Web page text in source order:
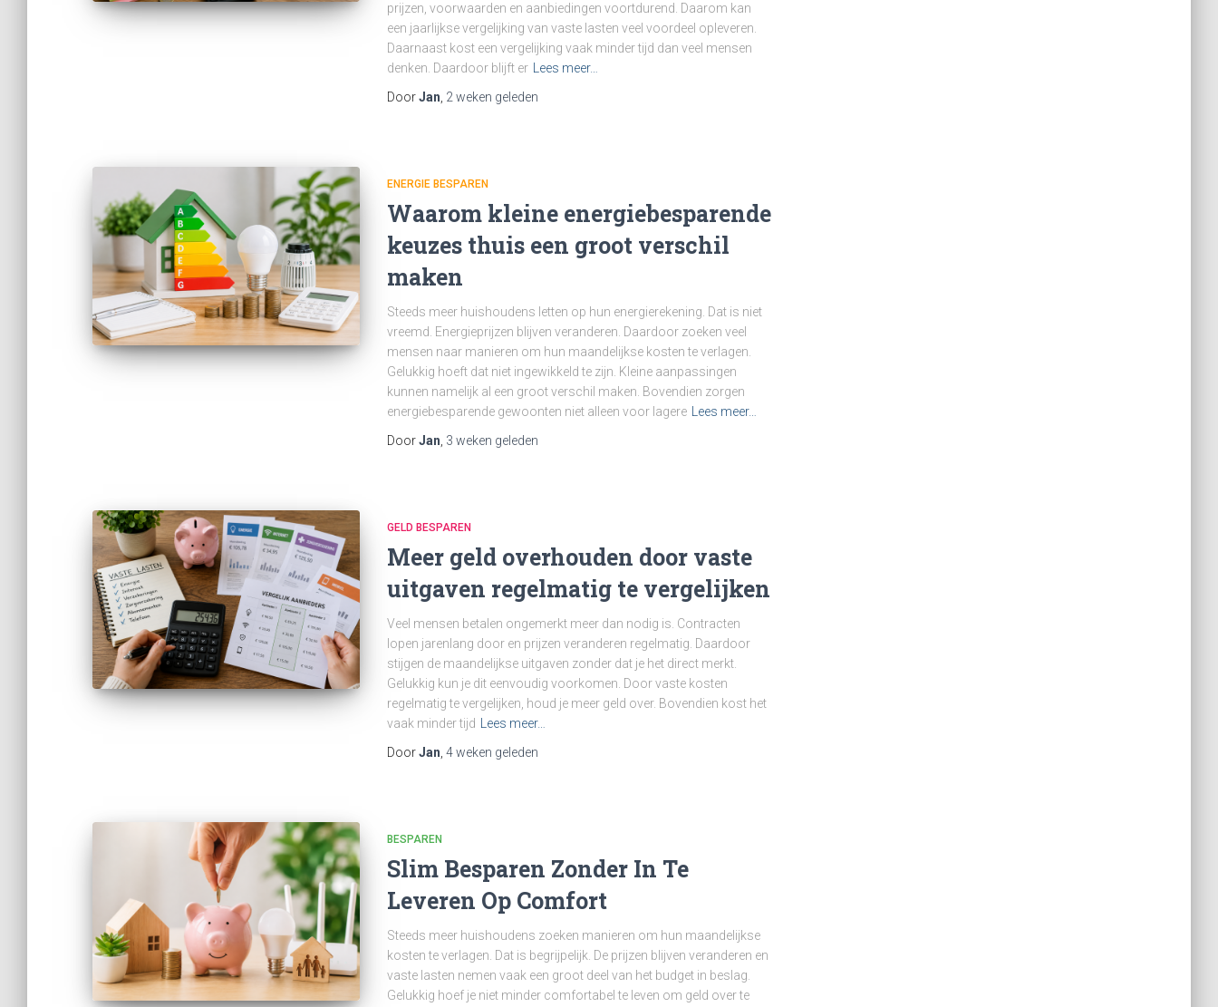
prijzen, voorwaarden en aanbiedingen voortdurend. Daarom kan
een jaarlijkse vergelijking van vaste lasten veel voordeel opleveren.
Daarnaast kost een vergelijking vaak minder tijd dan veel mensen
denken. Daardoor blijft er
Lees meer…
DoorJan 2 weken geleden
ENERGIE BESPAREN
Waarom kleine energiebesparende
keuzes thuis een groot verschil
maken
Steeds meer huishoudens letten op hun energierekening. Dat is niet
vreemd. Energieprijzen blijven veranderen. Daardoor zoeken veel
mensen naar manieren om hun maandelijkse kosten te verlagen.
Gelukkig hoeft dat niet ingewikkeld te zijn. Kleine aanpassingen
kunnen namelijk al een groot verschil maken. Bovendien zorgen
energiebesparende gewoonten niet alleen voor lagere
Lees meer…
DoorJan 3 weken geleden
GELD BESPAREN
Meer geld overhouden door vaste
uitgaven regelmatig te vergelijken
Veel mensen betalen ongemerkt meer dan nodig is. Contracten
lopen jarenlang door en prijzen veranderen regelmatig. Daardoor
stijgen de maandelijkse uitgaven zonder dat je het direct merkt.
Gelukkig kun je dit eenvoudig voorkomen. Door vaste kosten
regelmatig te vergelijken, houd je meer geld over. Bovendien kost het
vaak minder tijd
Lees meer…
DoorJan 4 weken geleden
BESPAREN
Slim Besparen Zonder In Te
Leveren Op Comfort
Steeds meer huishoudens zoeken manieren om hun maandelijkse
kosten te verlagen. Dat is begrijpelijk. De prijzen blijven veranderen en
vaste lasten nemen vaak een groot deel van het budget in beslag.
Gelukkig hoef je niet minder comfortabel te leven om geld over te